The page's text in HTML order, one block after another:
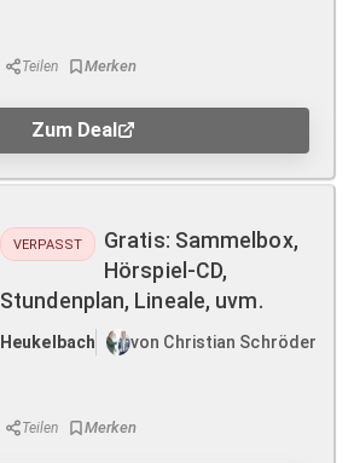
Teilen
Zum Deal
VERPASST
Gratis: Sammelbox,
Hörspiel-CD,
Stundenplan, Lineale, uvm.
Heukelbach von Christian Schröder
Teilen